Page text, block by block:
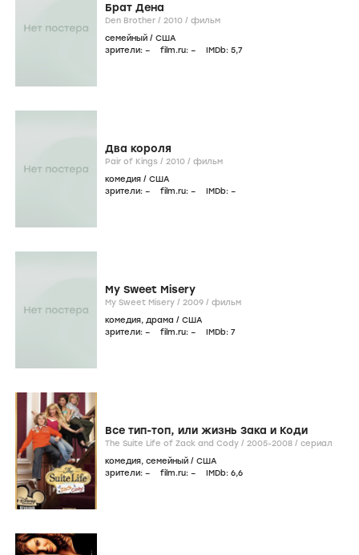
Брат Дена
Den Brother / 2010 / фильм
семейный / США
зрители: – film.ru: – IMDb: 5,7
Два короля
Pair of Kings / 2010 / фильм
комедия / США
зрители: – film.ru: – IMDb: –
My Sweet Misery
My Sweet Misery / 2009 / фильм
комедия, драма / США
зрители: – film.ru: – IMDb: 7
Все тип-топ, или жизнь Зака и Коди
The Suite Life of Zack and Cody / 2005-2008 / сериал
комедия, семейный / США
зрители: – film.ru: – IMDb: 6,6